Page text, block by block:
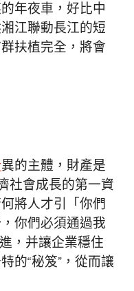
年夜車，好比中
江聯動長江的短
扶植完全，將會
異的主體，財產是
社會成長的第一資
將人才引「你們
你們必須通過我
，并讓企業穩住
的“秘笈”，從而讓